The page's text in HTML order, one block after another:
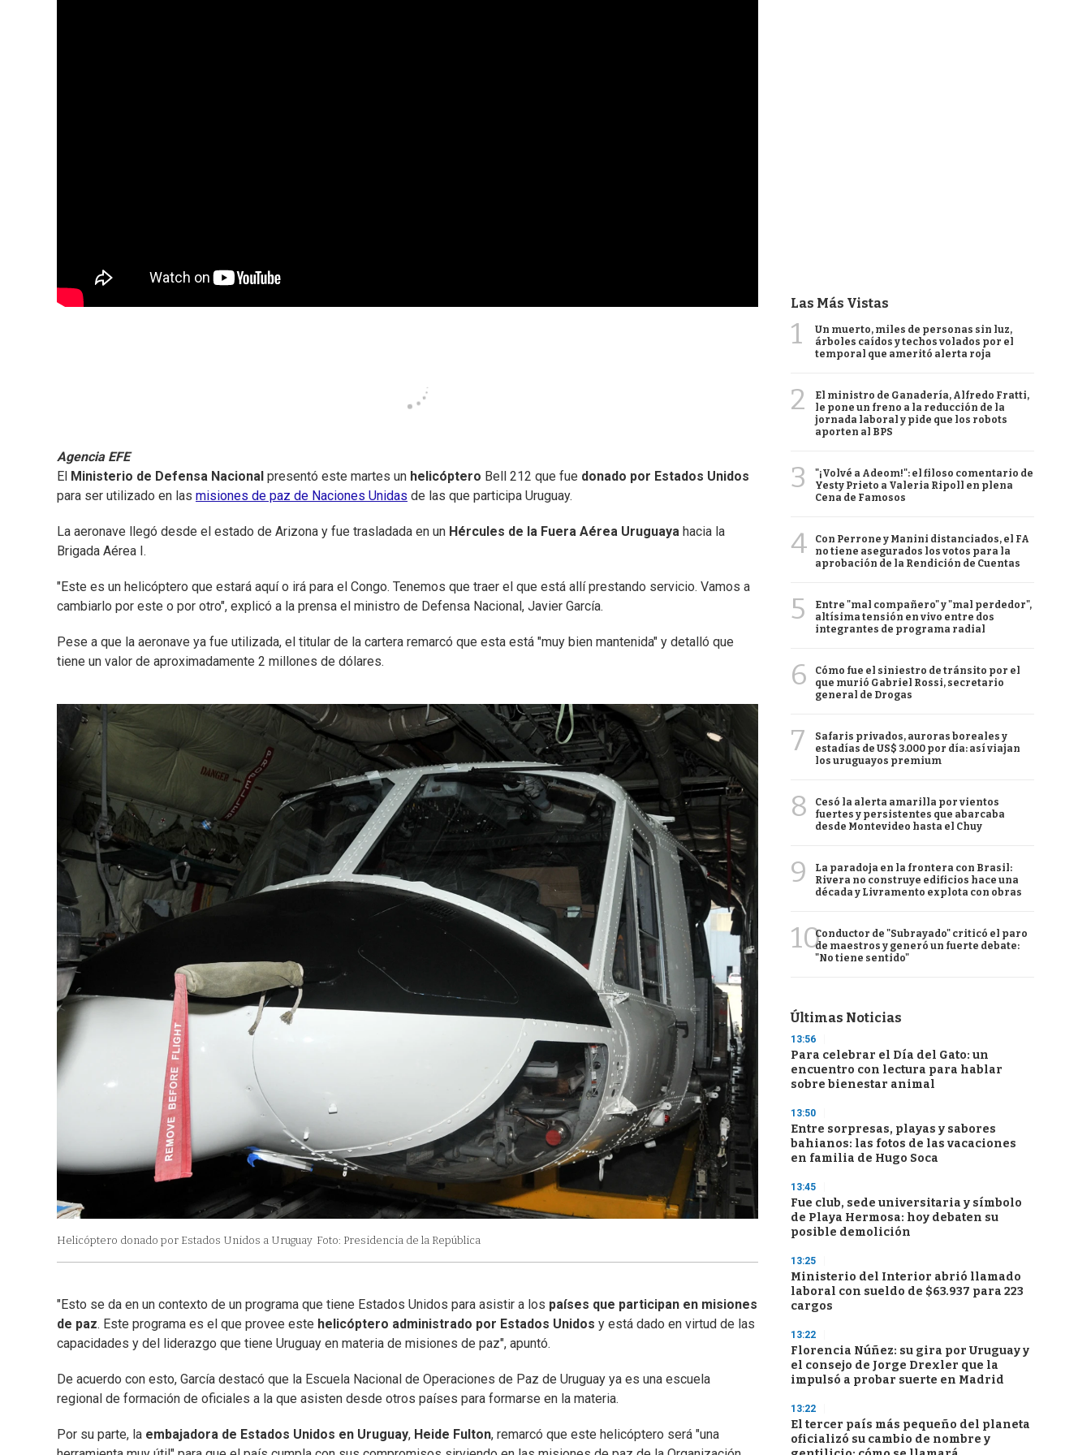
Agencia EFE
El Ministerio de Defensa Nacional presentó este martes un helicóptero Bell 212 que fue donado por Estados Unidos
para ser utilizado en las misiones de paz de Naciones Unidas de las que participa Uruguay.
La aeronave llegó desde el estado de Arizona y fue trasladada en un Hércules de la Fuera Aérea Uruguaya hacia la
Brigada Aérea I.
"Este es un helicóptero que estará aquí o irá para el Congo. Tenemos que traer el que está allí prestando servicio. Vamos a
cambiarlo por este o por otro", explicó a la prensa el ministro de Defensa Nacional, Javier García.
Pese a que la aeronave ya fue utilizada, el titular de la cartera remarcó que esta está "muy bien mantenida" y detalló que
tiene un valor de aproximadamente 2 millones de dólares.
Helicóptero donado por Estados Unidos a Uruguay Foto: Presidencia de la República
"Esto se da en un contexto de un programa que tiene Estados Unidos para asistir a los países que participan en misiones
de paz. Este programa es el que provee este helicóptero administrado por Estados Unidos y está dado en virtud de las
capacidades y del liderazgo que tiene Uruguay en materia de misiones de paz", apuntó.
De acuerdo con esto, García destacó que la Escuela Nacional de Operaciones de Paz de Uruguay ya es una escuela
regional de formación de oficiales a la que asisten desde otros países para formarse en la materia.
Por su parte, la embajadora de Estados Unidos en Uruguay, Heide Fulton, remarcó que este helicóptero será "una
Las Más Vistas
1
Un muerto, miles de personas sin luz,
árboles caídos y techos volados por el
temporal que ameritó alerta roja
2
El ministro de Ganadería, Alfredo Fratti,
le pone un freno a la reducción de la
jornada laboral y pide que los robots
aporten al BPS
3
"¡Volvé a Adeom!": el filoso comentario de
Yesty Prieto a Valeria Ripoll en plena
Cena de Famosos
4
Con Perrone y Manini distanciados, el FA
no tiene asegurados los votos para la
aprobación de la Rendición de Cuentas
5
Entre "mal compañero" y "mal perdedor",
altísima tensión en vivo entre dos
integrantes de programa radial
6
Cómo fue el siniestro de tránsito por el
que murió Gabriel Rossi, secretario
general de Drogas
7
Safaris privados, auroras boreales y
estadías de US$ 3.000 por día: así viajan
los uruguayos premium
8
Cesó la alerta amarilla por vientos
fuertes y persistentes que abarcaba
desde Montevideo hasta el Chuy
9
La paradoja en la frontera con Brasil:
Rivera no construye edificios hace una
década y Livramento explota con obras
10Conductor de "Subrayado" criticó el paro
de maestros y generó un fuerte debate:
"No tiene sentido"
Últimas Noticias
13:56
Para celebrar el Día del Gato: un
encuentro con lectura para hablar
sobre bienestar animal
13:50
Entre sorpresas, playas y sabores
bahianos: las fotos de las vacaciones
en familia de Hugo Soca
13:45
Fue club, sede universitaria y símbolo
de Playa Hermosa: hoy debaten su
posible demolición
13:25
Ministerio del Interior abrió llamado
laboral con sueldo de $63.937 para 223
cargos
13:22
Florencia Núñez: su gira por Uruguay y
el consejo de Jorge Drexler que la
impulsó a probar suerte en Madrid
13:22
El tercer país más pequeño del planeta
oficializó su cambio de nombre y